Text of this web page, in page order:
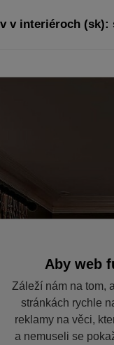
v interiéroch (sk):
Aby web
Záleží nám na tom,
stránkách rychle
reklamy na věci,
a nemuseli se